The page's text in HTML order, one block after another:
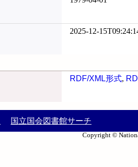
2025-12-
RDF/XML形式,
国立国会図書館サーチ
Copyright ©